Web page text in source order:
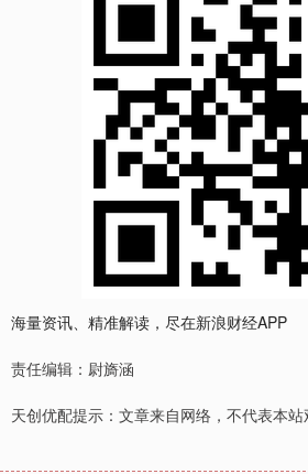
海量资讯、精准解读，尽在新浪财经APP
责任编辑：尉旖涵
天创优配提示：文章来自网络，不代表本站